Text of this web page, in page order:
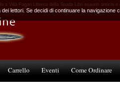
a Villa Fagan Libreria della Spada Libri esauriti antichi
Carrello Eventi Come Ordinare
lettori. Se decidi di continuare la navigazione